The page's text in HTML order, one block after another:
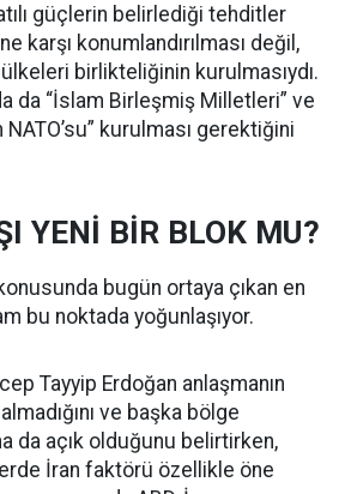
güçlerin belirlediği tehditler
karşı konumlandırılması değil,
birlikteliğinin kurulmasıydı.
da “İslam Birleşmiş Milletleri” ve
NATO’su” kurulması gerektiğini
YENİ BİR BLOK MU?
bugün ortaya çıkan en
bu noktada yoğunlaşıyor.
Tayyip Erdoğan anlaşmanın
ve başka bölge
da açık olduğunu belirtirken,
İran faktörü özellikle öne